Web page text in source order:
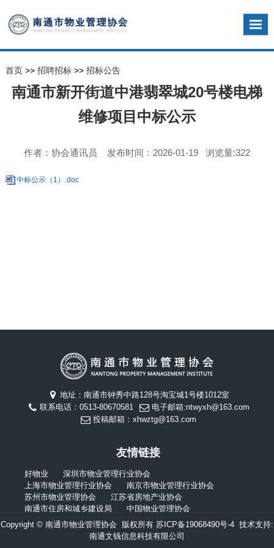
首页>> 招聘招标>> 招标公告
南通市新开街道中港翡翠城20号楼电梯
维修项目中标公示
作者：协会通讯员 发布时间：2026-01-19 浏览量:322
中标公示（1）.doc
地址：南通市钟秀中路128号淘宝城1号楼1012室
联系电话：0513-80670581
电子邮箱:ntwyxh@163.com
投稿邮箱：xhwztg@163.com
友情链接
好物业
深圳市物业管理行业协会
上海市物业管理行业协会
南京市物业管理行业协会
苏州市物业管理协会
江苏省房地产业协会
南通市住房和城乡建设局
中国物业管理协会
Copyright © 南通市物业管理协会 版权所有 苏ICP备19068490号-4 技术支持:
南通文钱信息科技有限公司